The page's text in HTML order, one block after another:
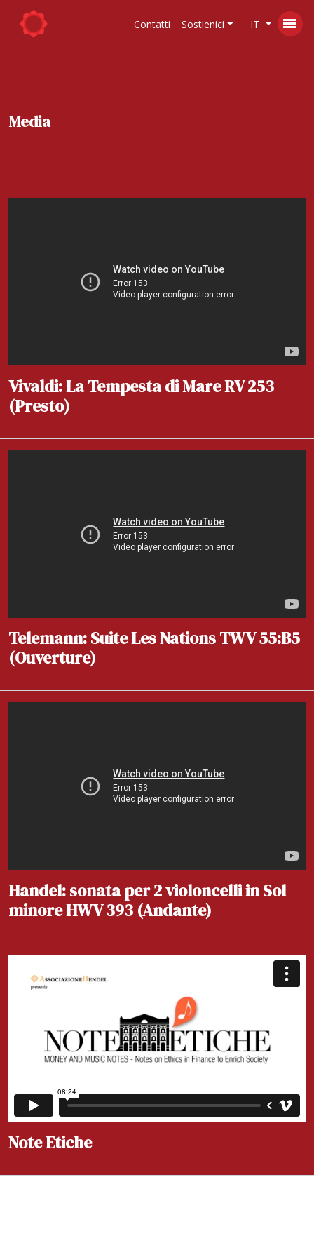
Contatti Sostienici IT
Media
Vivaldi: La Tempesta di Mare RV 253
(Presto)
Telemann: Suite Les Nations TWV 55:B5
(Ouverture)
Handel: sonata per 2 violoncelli in Sol
minore HWV 393 (Andante)
Note Etiche